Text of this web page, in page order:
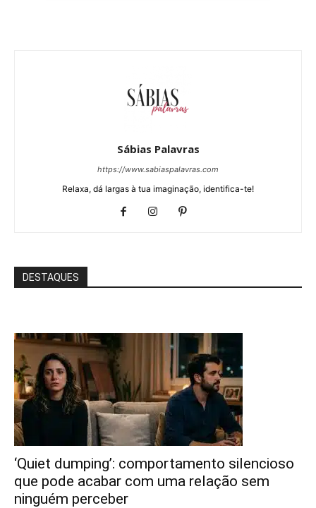
Sábias Palavras
https://www.sabiaspalavras.com
Relaxa, dá largas à tua imaginação, identifica-te!
DESTAQUES
‘Quiet dumping’: comportamento silencioso
que pode acabar com uma relação sem
ninguém perceber